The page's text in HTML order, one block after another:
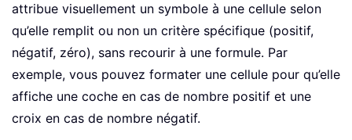
attribue visuellement un symbole à une cellule selon
qu’elle remplit ou non un critère spécifique (positif,
négatif, zéro), sans recourir à une formule. Par
exemple, vous pouvez formater une cellule pour qu’elle
affiche une coche en cas de nombre positif et une
croix en cas de nombre négatif.